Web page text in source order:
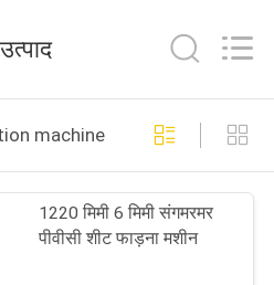
उत्पाद
machine ऑनलाइन निर्माण
1220 मिमी 6 मिमी संगमरमर
पीवीसी शीट फाड़ना मशीन